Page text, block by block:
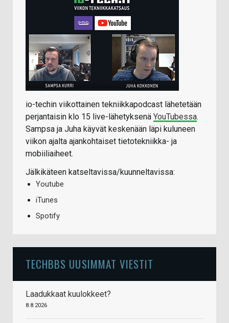
io-techin viikottainen tekniikkapodcast lähetetään
perjantaisin klo 15 live-lähetyksenä YouTubessa.
Sampsa ja Juha käyvät keskenään läpi kuluneen
viikon ajalta ajankohtaiset tietotekniikka- ja
mobiiliaiheet.
Jälkikäteen katseltavissa/kuunneltavissa:
Youtube
iTunes
Spotify
TECHBBS UUSIMMAT VIESTIT
Laadukkaat kuulokkeet?
8.8.2026